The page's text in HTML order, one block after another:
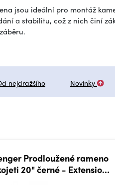
jsou ideální pro montáž
a stabilitu, což z nich činí
nejdražšího Novinky
Prodloužené rameno
20" černé - Extension